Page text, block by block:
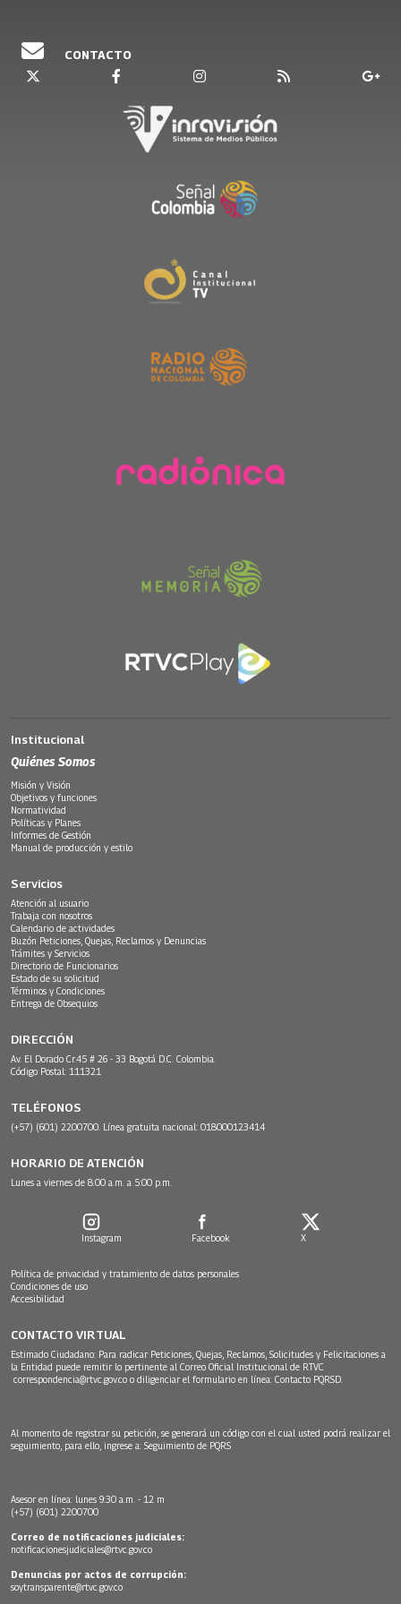
CONTACTO
Institucional
Quiénes Somos
Misión y Visión
Objetivos y funciones
Normatividad
Políticas y Planes
Informes de Gestión
Manual de producción y estilo
Servicios
Atención al usuario
Trabaja con nosotros
Calendario de actividades
Buzón Peticiones, Quejas, Reclamos y Denuncias
Trámites y Servicios
Directorio de Funcionarios
Estado de su solicitud
Términos y Condiciones
Entrega de Obsequios
DIRECCIÓN
Av. El Dorado Cr.45 # 26 - 33 Bogotá D.C. Colombia.
Código Postal: 111321
TELÉFONOS
(+57) (601) 2200700. Línea gratuita nacional: 018000123414
HORARIO DE ATENCIÓN
Lunes a viernes de 8:00 a.m. a 5:00 p.m.
Instagram Facebook X
Política de privacidad y tratamiento de datos personales
Condiciones de uso
Accesibilidad
CONTACTO VIRTUAL
Estimado Ciudadano: Para radicar Peticiones, Quejas, Reclamos, Solicitudes y Felicitaciones a
la Entidad puede remitir lo pertinente al Correo Oficial Institucional de RTVC
correspondencia@rtvc.gov.co o diligenciar el formulario en línea: Contacto PQRSD.
Al momento de registrar su petición, se generará un código con el cual usted podrá realizar el
seguimiento, para ello, ingrese a: Seguimiento de PQRS
Asesor en línea: lunes 9:30 a.m. - 12 m
(+57) (601) 2200700
Correo de notificaciones judiciales:
notificacionesjudiciales@rtvc.gov.co
Denuncias por actos de corrupción:
soytransparente@rtvc.gov.co